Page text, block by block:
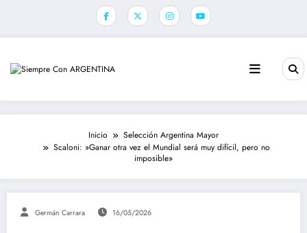
Inicio
Selección Argentina Mayor
Scaloni: »Ganar otra vez el Mundial será muy difícil, pero no
imposible»
Germán Carrara 16/05/2026